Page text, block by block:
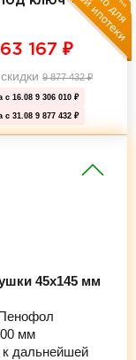
167 ₽
9 877 432₽
с 16.08 9 306 010 ₽
с 31.08 9 877 432 ₽
45х145 мм
мм
к дальнейшей